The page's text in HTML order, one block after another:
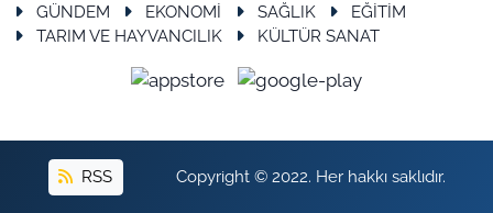
GÜNDEM
EKONOMİ SAĞLIK
EĞİTİM
TARIM VE HAYVANCILIK
KÜLTÜR SANAT
RSS Copyright © 2022. Her hakkı saklıdır.